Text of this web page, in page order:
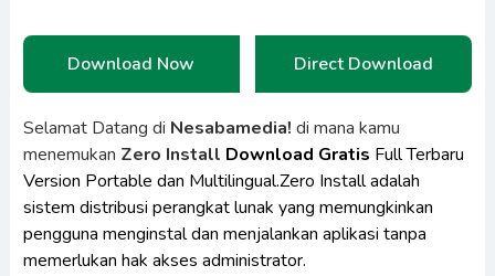
Download Now Direct Download
Selamat Datang di Nesabamedia! di mana kamu
menemukan Zero Install Download Gratis Full Terbaru
Version Portable dan Multilingual.Zero Install adalah
sistem distribusi perangkat lunak yang memungkinkan
pengguna menginstal dan menjalankan aplikasi tanpa
memerlukan hak akses administrator.